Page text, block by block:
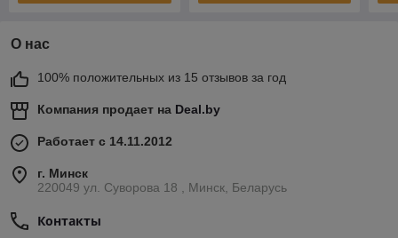
О нас
100% положительных из 15 отзывов за год
Компания продает на Deal.by
Работает с 14.11.2012
г. Минск
220049 ул. Суворова 18 , Минск, Беларусь
Контакты